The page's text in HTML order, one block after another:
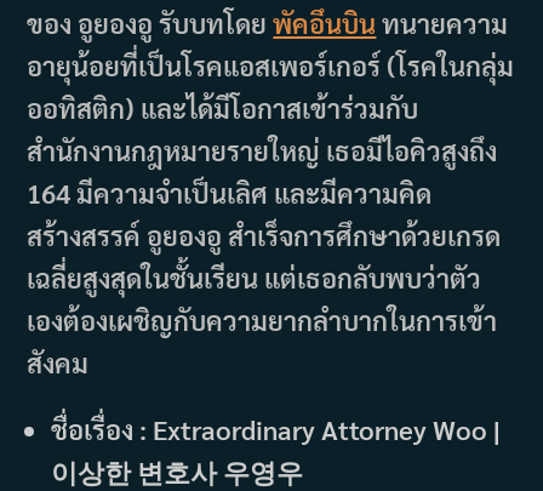
ของ อูยองอู รับบทโดยพัคอึนบินทนายความ
อายุน้อยที่เป็นโรคแอสเพอร์เกอร์ (โรคในกลุ่ม
ออทิสติก) และได้มีโอกาสเข้าร่วมกับ
สำนักงานกฎหมายรายใหญ่ เธอมีไอคิวสูงถึง
164 มีความจำเป็นเลิศ และมีความคิด
สร้างสรรค์ อูยองอู สำเร็จการศึกษาด้วยเกรด
เฉลี่ยสูงสุดในชั้นเรียน แต่เธอกลับพบว่าตัว
เองต้องเผชิญกับความยากลำบากในการเข้า
สังคม
ชื่อเรื่อง : Extraordinary Attorney Woo |
이상한 변호사 우영우